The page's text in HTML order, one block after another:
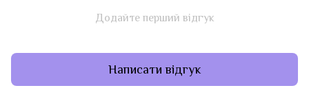
Додайте перший відгук
Написати відгук